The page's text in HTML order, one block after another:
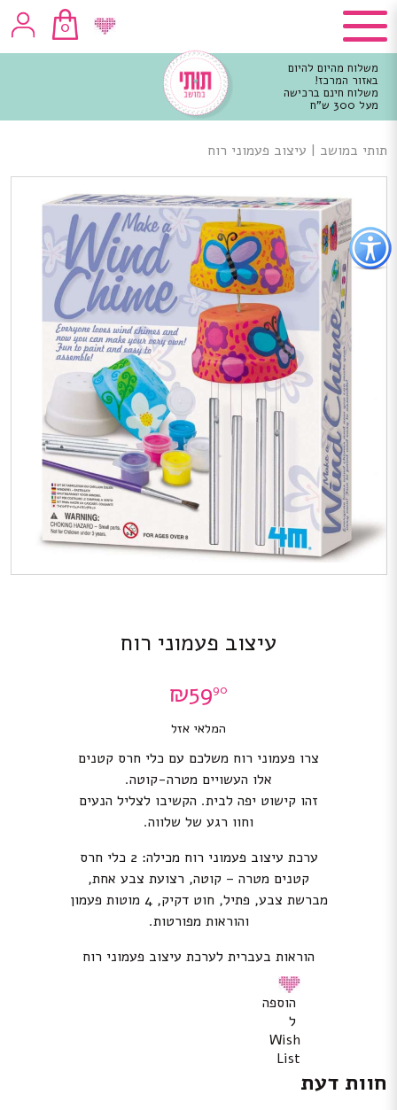
כפתור
לפתיחת
תפריט
נגישות
0
משלוח מהיום להיום
באזור המרכז!
משלוח חינם ברכישה
מעל 300 ש"ח
מרכזי
תותי במושב | עיצוב פעמוני רוח
עיצוב פעמוני רוח
₪5990
המלאי אזל
צרו פעמוני רוח משלכם עם כלי חרס קטנים
אלו העשויים מטרה-קוטה.
זהו קישוט יפה לבית. הקשיבו לצליל הנעים
וחוו רגע של שלווה.
ערכת עיצוב פעמוני רוח מכילה: 2 כלי חרס
קטנים מטרה – קוטה, רצועת צבע אחת,
מברשת צבע, פתיל, חוט דקיק, 4 מוטות פעמון
והוראות מפורטות.
הוראות בעברית לערכת עיצוב פעמוני רוח
הוספה
ל
Wish
List
חוות דעת